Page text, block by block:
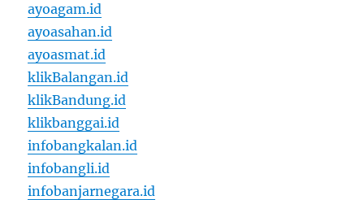
ayoagam.id
ayoasahan.id
ayoasmat.id
klikBalangan.id
klikBandung.id
klikbanggai.id
infobangkalan.id
infobangli.id
infobanjarnegara.id